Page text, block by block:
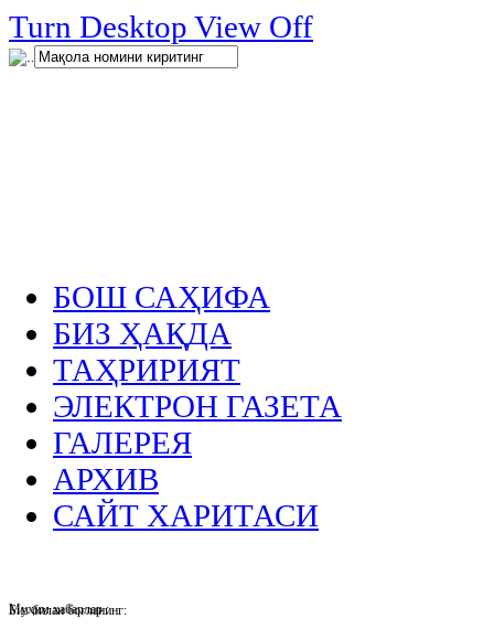
Turn Desktop View Off
.
БОШ САҲИФА
БИЗ ҲАҚДА
ТАҲРИРИЯТ
ЭЛЕКТРОН ГАЗЕТА
ГАЛЕРЕЯ
АРХИВ
САЙТ ХАРИТАСИ
Муҳим хабарлар :
Биз билан боғланинг: